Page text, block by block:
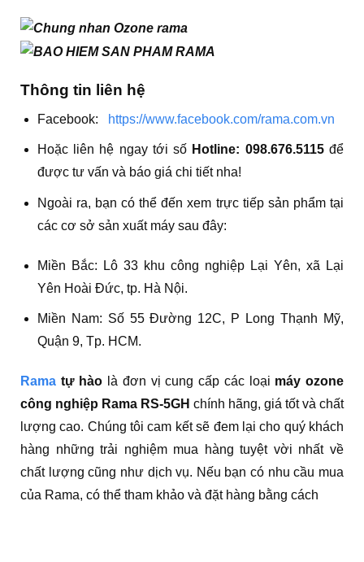
Thông tin liên hệ
Facebook: https://www.facebook.com/rama.com.vn
Hoặc liên hệ ngay tới số Hotline: 098.676.5115để
được tư vấn và báo giá chi tiết nha!
Ngoài ra, bạn có thể đến xem trực tiếp sản phẩm tại
các cơ sở sản xuất máy sau đây:
Miền Bắc: Lô 33 khu công nghiệp Lại Yên, xã Lại
Yên Hoài Đức, tp. Hà Nội.
Miền Nam: Số 55 Đường 12C, P Long Thạnh Mỹ,
Quận 9, Tp. HCM.
Rama tự hào là đơn vị cung cấp các loại máy ozone
công nghiệp Rama RS-5GH chính hãng, giá tốt và chất
lượng cao. Chúng tôi cam kết sẽ đem lại cho quý khách
hàng những trải nghiệm mua hàng tuyệt vời nhất về
chất lượng cũng như dịch vụ. Nếu bạn có nhu cầu mua
của Rama, có thể tham khảo và đặt hàng bằng cách